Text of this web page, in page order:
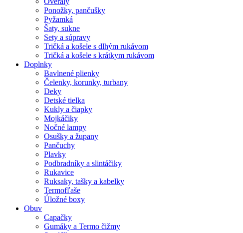
Ponožky, pančušky
Pyžamká
Šaty, sukne
Sety a súpravy
Tričká a košele s dlhým rukávom
Tričká a košele s krátkym rukávom
Doplnky
Bavlnené plienky
Čelenky, korunky, turbany
Deky
Detské tielka
Kukly a čiapky
Mojkáčiky
Nočné lampy
Osušky a župany
Pančuchy
Plavky
Podbradníky a slintáčiky
Rukavice
Ruksaky, tašky a kabelky
Termofľaše
Úložné boxy
Obuv
Capačky
Gumáky a Termo čižmy